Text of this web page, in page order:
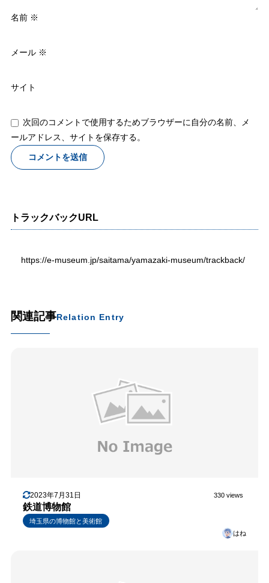
名前 ※
メール ※
サイト
次回のコメントで使用するためブラウザーに自分の名前、メ
ールアドレス、サイトを保存する。
トラックバックURL
https://e-museum.jp/saitama/yamazaki-museum/trackback/
関連記事Relation Entry
2023年7月31日 330 views
鉄道博物館
埼玉県の博物館と美術館
はね